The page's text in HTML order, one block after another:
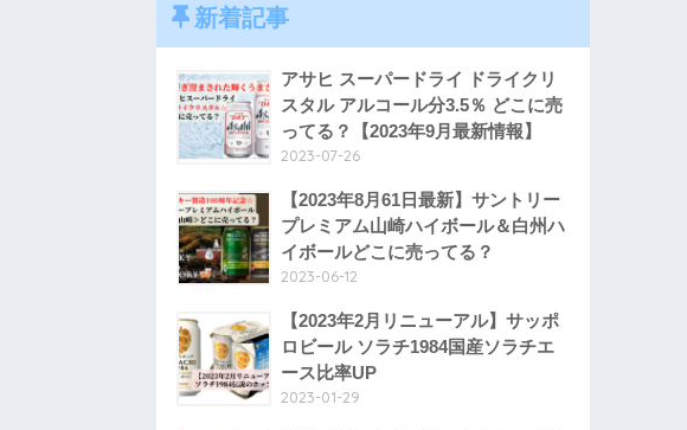
新着記事
アサヒ スーパードライ ドライクリ
スタル アルコール分3.5％ どこに売
ってる？【2023年9月最新情報】
2023-07-26
【2023年8月61日最新】サントリー
プレミアム山崎ハイボール＆白州ハ
イボールどこに売ってる？
2023-06-12
【2023年2月リニューアル】サッポ
ロビール ソラチ1984国産ソラチエ
ース比率UP
2023-01-29